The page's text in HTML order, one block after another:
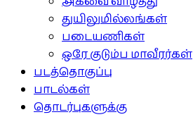
துயிலுமில்லங்கள்
படையணிகள்
ஒரே குடும்ப மாவீரர்கள்
படத்தொகுப்பு
பாடல்கள்
தொடர்புகளுக்கு